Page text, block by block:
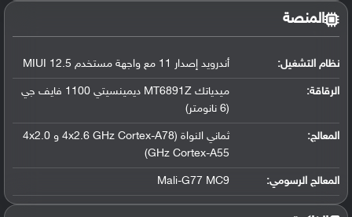
المنصة
نظام التشغيل: أندرويد إصدار 11 مع واجهة مستخدم MIUI 12.5
الرقاقة:
ميدياتك MT6891Z ديمينسيتي 1100 فايف جي
(6 نانومتر)
المعالج:
ثماني النواة (4x2.6 GHz Cortex-A78 و 4x2.0
GHz Cortex-A55)
المعالج الرسومي:
Mali-G77 MC9